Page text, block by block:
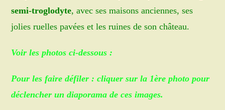
semi-troglodyte, avec ses maisons anciennes, ses
jolies ruelles pavées et les ruines de son château.
Voir les photos ci-dessous :
Pour les faire défiler : cliquer sur la 1ère photo pour
déclencher un diaporama de ces images.